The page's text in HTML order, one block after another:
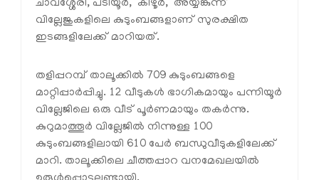
ചാവശ്ശേരി, പടിയൂര്‍, കീഴൂര്‍, അയ്യങ്കുന്ന്
വില്ലേജുകളിലെ കുടുംബങ്ങളാണ് സുരക്ഷിത
ഇടങ്ങളിലേക്ക് മാറിയത്.
തളിപ്പറമ്പ് താലൂക്കില്‍ 709 കുടുംബങ്ങളെ
മാറ്റിപ്പാര്‍പ്പിച്ചു. 12 വീടുകള്‍ ഭാഗികമായും പന്നിയൂര്‍
വില്ലേജിലെ ഒരു വീട് പൂര്‍ണമായും തകര്‍ന്നു.
കുറുമാത്തൂര്‍ വില്ലേജില്‍ നിന്നുള്ള 100
കുടുംബങ്ങളിലായി 610 പേര്‍ ബന്ധുവീടുകളിലേക്ക്
മാറി. താലൂക്കിലെ ചീത്തപ്പാറ വനമേഖലയില്‍